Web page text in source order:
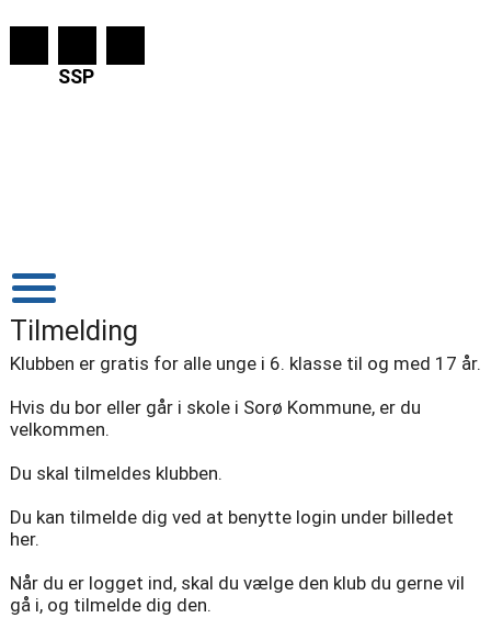
SSP
Tilmelding
Klubben er gratis for alle unge i 6. klasse til og med 17 år.
Hvis du bor eller går i skole i Sorø Kommune, er du
velkommen.
Du skal tilmeldes klubben.
Du kan tilmelde dig ved at benytte login under billedet
her.
Når du er logget ind, skal du vælge den klub du gerne vil
gå i, og tilmelde dig den.